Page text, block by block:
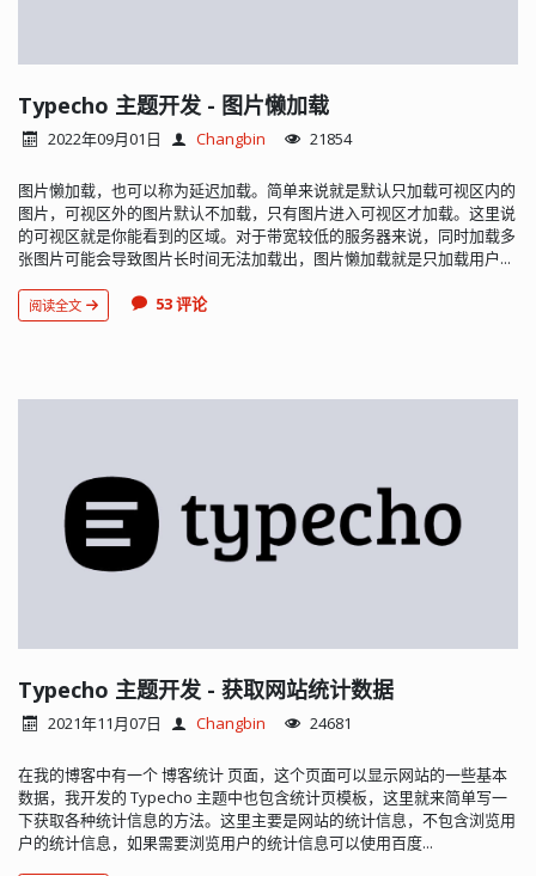
Typecho 主题开发 - 图片懒加载
2022年09月01日 Changbin 21854
图片懒加载，也可以称为延迟加载。简单来说就是默认只加载可视区内的
图片，可视区外的图片默认不加载，只有图片进入可视区才加载。这里说
的可视区就是你能看到的区域。对于带宽较低的服务器来说，同时加载多
张图片可能会导致图片长时间无法加载出，图片懒加载就是只加载用户...
阅读全文 53 评论
Typecho 主题开发 - 获取网站统计数据
2021年11月07日 Changbin 24681
在我的博客中有一个 博客统计 页面，这个页面可以显示网站的一些基本
数据，我开发的 Typecho 主题中也包含统计页模板，这里就来简单写一
下获取各种统计信息的方法。这里主要是网站的统计信息，不包含浏览用
户的统计信息，如果需要浏览用户的统计信息可以使用百度...